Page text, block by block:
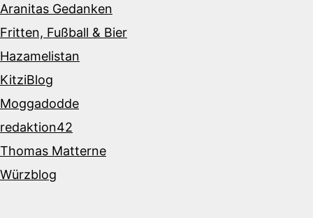
Aranitas Gedanken
Fritten, Fußball & Bier
Hazamelistan
KitziBlog
Moggadodde
redaktion42
Thomas Matterne
Würzblog